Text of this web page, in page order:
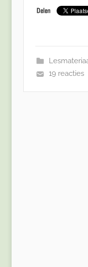
19 reacties